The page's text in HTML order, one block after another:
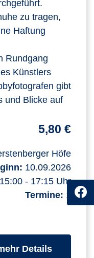
zu tragen,
Haftung
Rundgang
Künstlers
gibt
und Blicke auf
5,80 €
Höfe
10.09.2026
15:00 - 17:15 Uhr
Termine: 1
Detailszum